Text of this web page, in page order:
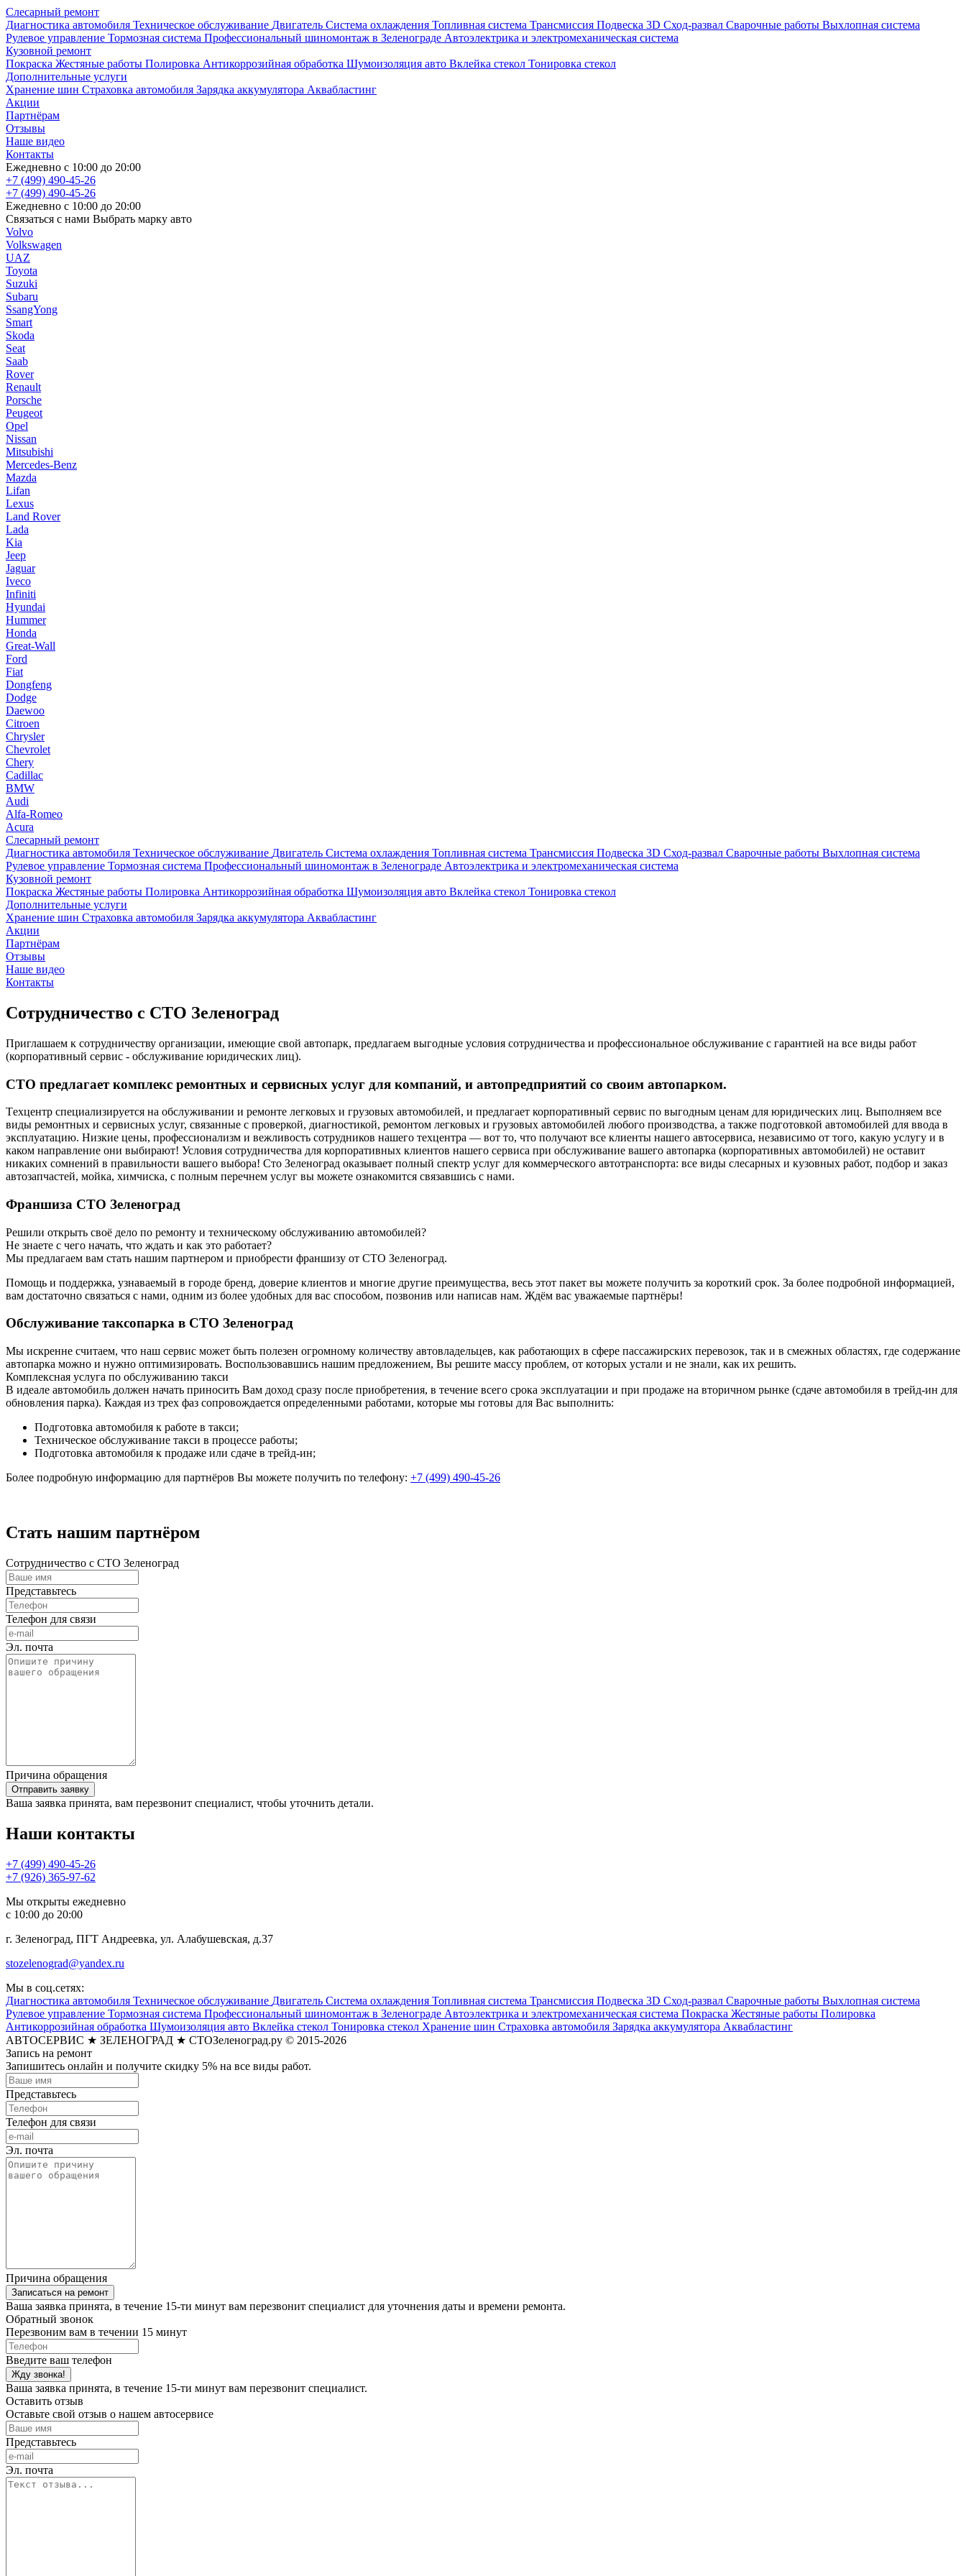
Слесарный ремонт
Диагностика автомобиля Техническое обслуживание Двигатель Система охлаждения Топливная система Трансмиссия Подвеска 3D Сход-развал Сварочные работы Выхлопная система
Рулевое управление Тормозная система Профессиональный шиномонтаж в Зеленограде Автоэлектрика и электромеханическая система
Кузовной ремонт
Покраска Жестяные работы Полировка Антикоррозийная обработка Шумоизоляция авто Вклейка стекол Тонировка стекол
Дополнительные услуги
Хранение шин Страховка автомобиля Зарядка аккумулятора Аквабластинг
Акции
Партнёрам
Отзывы
Наше видео
Контакты
Ежедневно с 10:00 до 20:00
+7 (499) 490-45-26
+7 (499) 490-45-26
Ежедневно с 10:00 до 20:00
Связаться с нами Выбрать марку авто
Volvo
Volkswagen
UAZ
Toyota
Suzuki
Subaru
SsangYong
Smart
Skoda
Seat
Saab
Rover
Renault
Porsche
Peugeot
Opel
Nissan
Mitsubishi
Mercedes-Benz
Mazda
Lifan
Lexus
Land Rover
Lada
Kia
Jeep
Jaguar
Iveco
Infiniti
Hyundai
Hummer
Honda
Great-Wall
Ford
Fiat
Dongfeng
Dodge
Daewoo
Citroen
Chrysler
Chevrolet
Chery
Cadillac
BMW
Audi
Alfa-Romeo
Acura
Слесарный ремонт
Диагностика автомобиля Техническое обслуживание Двигатель Система охлаждения Топливная система Трансмиссия Подвеска 3D Сход-развал Сварочные работы Выхлопная система
Рулевое управление Тормозная система Профессиональный шиномонтаж в Зеленограде Автоэлектрика и электромеханическая система
Кузовной ремонт
Покраска Жестяные работы Полировка Антикоррозийная обработка Шумоизоляция авто Вклейка стекол Тонировка стекол
Дополнительные услуги
Хранение шин Страховка автомобиля Зарядка аккумулятора Аквабластинг
Акции
Партнёрам
Отзывы
Наше видео
Контакты
Сотрудничество с СТО Зеленоград
Приглашаем к сотрудничеству организации, имеющие свой автопарк, предлагаем выгодные условия сотрудничества и профессиональное обслуживание с гарантией на все виды работ
(корпоративный сервис - обслуживание юридических лиц).
СТО предлагает комплекс ремонтных и сервисных услуг для компаний, и автопредприятий со своим автопарком.
Tехцентр специализируется на обслуживании и ремонте легковых и грузовых автомобилей, и предлагает корпоративный сервис по выгодным ценам для юридических лиц. Выполняем все
виды ремонтных и сервисных услуг, связанные с проверкой, диагностикой, ремонтом легковых и грузовых автомобилей любого производства, а также подготовкой автомобилей для ввода в
эксплуатацию. Низкие цены, профессионализм и вежливость сотрудников нашего техцентра — вот то, что получают все клиенты нашего автосервиса, независимо от того, какую услугу и в
каком направление они выбирают! Условия сотрудничества для корпоративных клиентов нашего сервиса при обслуживание вашего автопарка (корпоративных автомобилей) не оставит
никаких сомнений в правильности вашего выбора! Сто Зеленоград оказывает полный спектр услуг для коммерческого автотранспорта: все виды слесарных и кузовных работ, подбор и заказ
автозапчастей, мойка, химчиска, с полным перечнем услуг вы можете ознакомится связавшись с нами.
Франшиза СТО Зеленоград
Решили открыть своё дело по ремонту и техническому обслуживанию автомобилей?
Не знаете с чего начать, что ждать и как это работает?
Мы предлагаем вам стать нашим партнером и приобрести франшизу от СТО Зеленоград.
Помощь и поддержка, узнаваемый в городе бренд, доверие клиентов и многие другие преимущества, весь этот пакет вы можете получить за короткий срок. За более подробной информацией,
вам достаточно связаться с нами, одним из более удобных для вас способом, позвонив или написав нам. Ждём вас уважаемые партнёры!
Обслуживание таксопарка в СТО Зеленоград
Мы искренне считаем, что наш сервис может быть полезен огромному количеству автовладельцев, как работающих в сфере пассажирских перевозок, так и в смежных областях, где содержание
автопарка можно и нужно оптимизировать. Воспользовавшись нашим предложением, Вы решите массу проблем, от которых устали и не знали, как их решить.
Комплексная услуга по обслуживанию такси
В идеале автомобиль должен начать приносить Вам доход сразу после приобретения, в течение всего срока эксплуатации и при продаже на вторичном рынке (сдаче автомобиля в трейд-ин для
обновления парка). Каждая из трех фаз сопровождается определенными работами, которые мы готовы для Вас выполнить:
Подготовка автомобиля к работе в такси;
Техническое обслуживание такси в процессе работы;
Подготовка автомобиля к продаже или сдаче в трейд-ин;
Более подробную информацию для партнёров Вы можете получить по телефону: +7 (499) 490-45-26
Стать нашим партнёром
Сотрудничество с СТО Зеленоград
Представьтесь
Телефон для связи
Эл. почта
Причина обращения
Отправить заявку
Ваша заявка принята, вам перезвонит специалист, чтобы уточнить детали.
Наши контакты
+7 (499) 490-45-26
+7 (926) 365-97-62
Мы открыты ежедневно
с 10:00 до 20:00
г. Зеленоград, ПГТ Андреевка, ул. Алабушевская, д.37
stozelenograd@yandex.ru
Мы в соц.сетях:
Диагностика автомобиля Техническое обслуживание Двигатель Система охлаждения Топливная система Трансмиссия Подвеска 3D Сход-развал Сварочные работы Выхлопная система
Рулевое управление Тормозная система Профессиональный шиномонтаж в Зеленограде Автоэлектрика и электромеханическая система Покраска Жестяные работы Полировка
Антикоррозийная обработка Шумоизоляция авто Вклейка стекол Тонировка стекол Хранение шин Страховка автомобиля Зарядка аккумулятора Аквабластинг
АВТОСЕРВИС ★ ЗЕЛЕНОГРАД ★ СТОЗеленоград.ру © 2015-2026
Запись на ремонт
Запишитесь онлайн и получите скидку 5% на все виды работ.
Представьтесь
Телефон для связи
Эл. почта
Причина обращения
Записаться на ремонт
Ваша заявка принята, в течение 15-ти минут вам перезвонит специалист для уточнения даты и времени ремонта.
Обратный звонок
Перезвоним вам в течении 15 минут
Введите ваш телефон
Жду звонка!
Ваша заявка принята, в течение 15-ти минут вам перезвонит специалист.
Оставить отзыв
Оставьте свой отзыв о нашем автосервисе
Представьтесь
Эл. почта